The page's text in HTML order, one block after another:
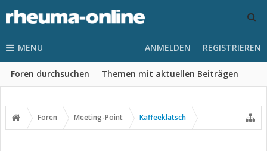
MENU
Foren durchsuchen Themen mit aktuellen Beiträgen
ANMELDEN REGISTRIEREN
Foren Meeting-Point Kaffeeklatsch